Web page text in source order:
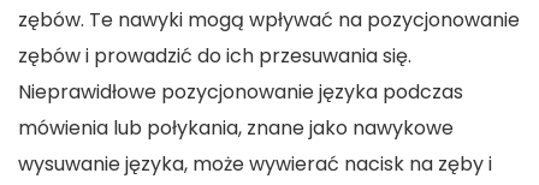
zębów. Te nawyki mogą wpływać na pozycjonowanie
zębów i prowadzić do ich przesuwania się.
Nieprawidłowe pozycjonowanie języka podczas
mówienia lub połykania, znane jako nawykowe
wysuwanie języka, może wywierać nacisk na zęby i